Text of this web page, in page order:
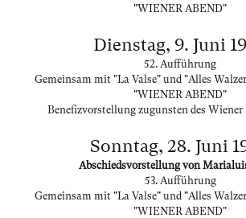
"WIENER ABEND"
Dienstag, 9. Juni
52. Aufführung
Gemeinsam mit "La Valse" und "Alles
"WIENER ABEND"
Benefizvorstellung zugunsten des Wiener
Sonntag, 28. Juni
Abschiedsvorstellung von
53. Aufführung
Gemeinsam mit "La Valse" und "Alles
"WIENER ABEND"